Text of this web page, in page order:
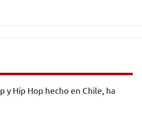
Hip Hop hecho en Chile, ha